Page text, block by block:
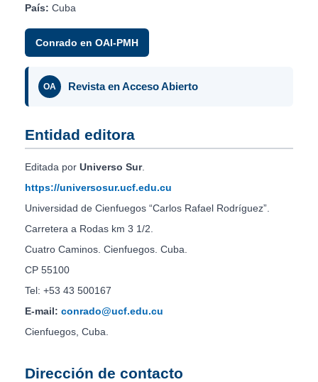
País: Cuba
Conrado en OAI-PMH
OA Revista en Acceso Abierto
Entidad editora
Editada por Universo Sur.
https://universosur.ucf.edu.cu
Universidad de Cienfuegos “Carlos Rafael Rodríguez”.
Carretera a Rodas km 3 1/2.
Cuatro Caminos. Cienfuegos. Cuba.
CP 55100
Tel: +53 43 500167
E-mail: conrado@ucf.edu.cu
Cienfuegos, Cuba.
Dirección de contacto